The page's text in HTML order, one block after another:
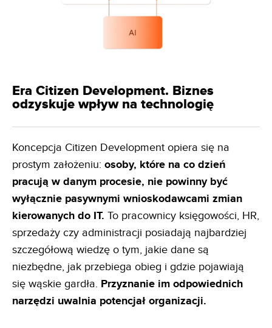
Era Citizen Development. Biznes
odzyskuje wpływ na technologię
Koncepcja Citizen Development opiera się na
prostym założeniu: osoby, które na co dzień
pracują w danym procesie, nie powinny być
wyłącznie pasywnymi wnioskodawcami zmian
kierowanych do IT. To pracownicy księgowości, HR,
sprzedaży czy administracji posiadają najbardziej
szczegółową wiedzę o tym, jakie dane są
niezbędne, jak przebiega obieg i gdzie pojawiają
się wąskie gardła. Przyznanie im odpowiednich
narzędzi uwalnia potencjał organizacji.